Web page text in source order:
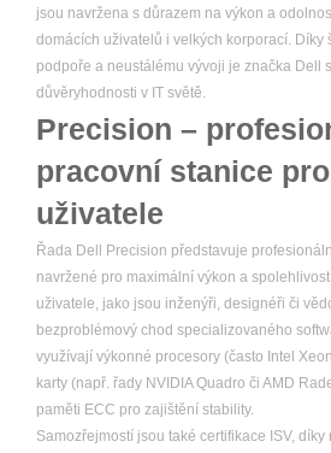
jsou navržena s důrazem na výkon a
domácích uživatelů i velkých korporací. Díky
podpoře a neustálému vývoji je značka Dell
důvěryhodnosti v IT světě.
Precision –
pracovní stanice
uživatele
Řada Dell Precision představuje
navržené pro maximální výkon a
uživatele, jako jsou inženýři, designéři či
bezproblémový chod specializovaného
využívají výkonné procesory (často Intel
karty (např. řady NVIDIA Quadro či AMD
paměti ECC pro zajištění stability.
Samozřejmostí jsou také certifikace ISV, díky